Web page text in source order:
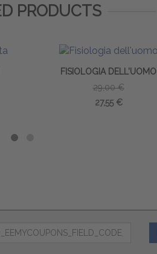
PRODUCTS
FISIOLOGIA DELL'UOMO
29,00 €
27,55 €